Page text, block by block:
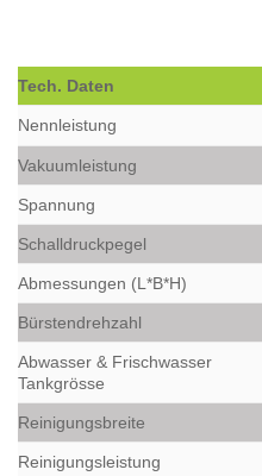
Tech. Daten
Nennleistung
Vakuumleistung
Spannung
Schalldruckpegel
Abmessungen (L*B*H)
Bürstendrehzahl
Abwasser & Frischwasser
Tankgrösse
Reinigungsbreite
Reinigungsleistung